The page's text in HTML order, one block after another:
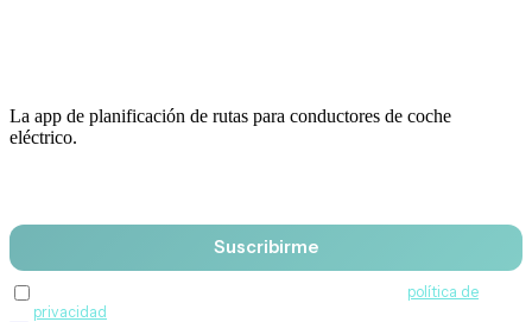
La app de planificación de rutas para conductores de coche
eléctrico.
Suscribirme
política de
privacidad